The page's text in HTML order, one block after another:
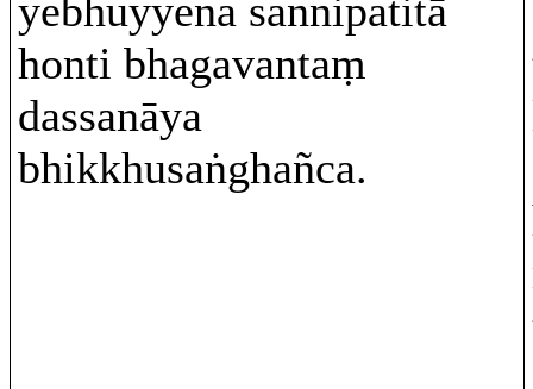
yebhuyyena sannipatitā
honti bhagavantaṃ
dassanāya
bhikkhusaṅghañca.